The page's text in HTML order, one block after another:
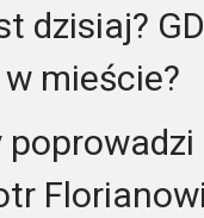
dzisiaj?
mieście?